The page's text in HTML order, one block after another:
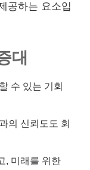
공하는 요소입
대
수 있는 기회
의 신뢰도도 회
, 미래를 위한